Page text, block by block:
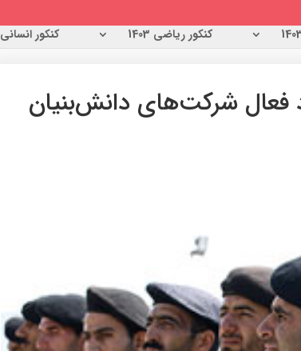
کنکور ریاضی 1403 کنکور انسانی 1403
فعال شرکت‌های دانش‌بنیان